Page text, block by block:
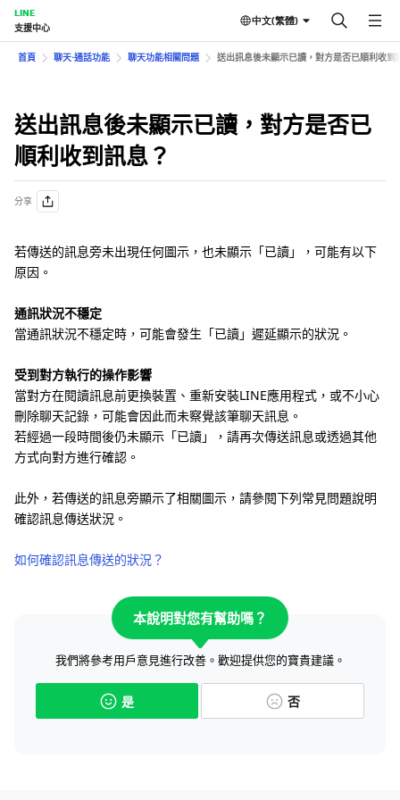
LINE
支援中心
中文(繁體)
首頁 聊天⋅通話功能 聊天功能相關問題 送出訊息後未顯示已讀，對方是否已順利收到
送出訊息後未顯示已讀，對方是否已
順利收到訊息？
分享
若傳送的訊息旁未出現任何圖示，也未顯示「已讀」，可能有以下
原因。
通訊狀況不穩定
當通訊狀況不穩定時，可能會發生「已讀」遲延顯示的狀況。
受到對方執行的操作影響
當對方在閱讀訊息前更換裝置、重新安裝LINE應用程式，或不小心
刪除聊天記錄，可能會因此而未察覺該筆聊天訊息。
若經過一段時間後仍未顯示「已讀」，請再次傳送訊息或透過其他
方式向對方進行確認。
此外，若傳送的訊息旁顯示了相關圖示，請參閱下列常見問題說明
確認訊息傳送狀況。
如何確認訊息傳送的狀況？
本說明對您有幫助嗎？
我們將參考用戶意見進行改善。歡迎提供您的寶貴建議。
是 否